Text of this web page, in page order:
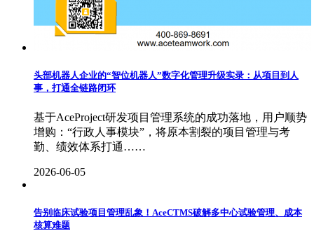
头部机器人企业的“智位机器人”数字化管理升级实录：从项目到人
事，打通全链路闭环
基于AceProject研发项目管理系统的成功落地，用户顺势
增购：“行政人事模块”，将原本割裂的项目管理与考
勤、绩效体系打通……
2026-06-05
告别临床试验项目管理乱象！AceCTMS破解多中心试验管理、成本
核算难题